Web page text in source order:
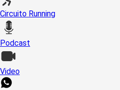
Circuito Running
Podcast
Video